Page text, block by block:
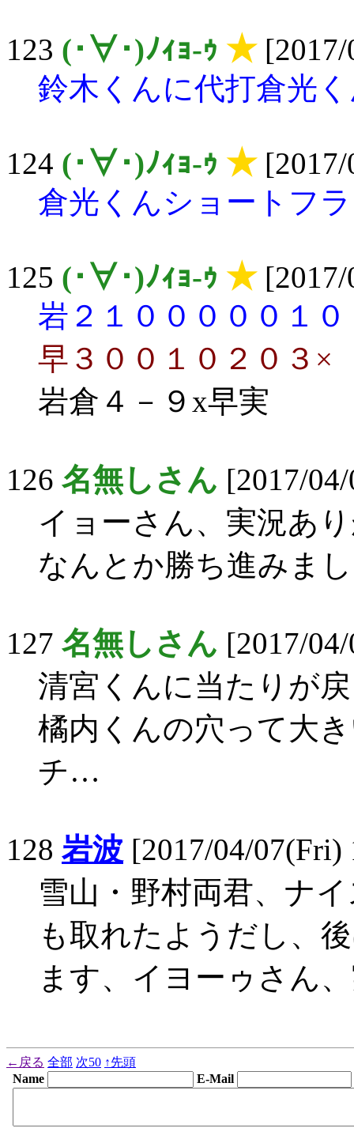
123 (･∀･)ﾉｨｮ-ｩ ★[2017/
鈴木くんに代打倉光
124 (･∀･)ﾉｨｮ-ｩ ★[2017/
倉光くんショートフ
125 (･∀･)ﾉｨｮ-ｩ ★[2017/
岩２１０００００１０
早３００１０２０３×
岩倉４－９x早実
126 名無しさん [2017/
イョーさん、実況あ
なんとか勝ち進みま
127 名無しさん [2017/
清宮くんに当たりが
橘内くんの穴って大
チ…
128 岩波 [2017/04/07(Fri)
雪山・野村両君、ナ
も取れたようだし、
ます、イヨーゥさん
←戻る 全部 次50 ↑先頭
Name
E-Mail